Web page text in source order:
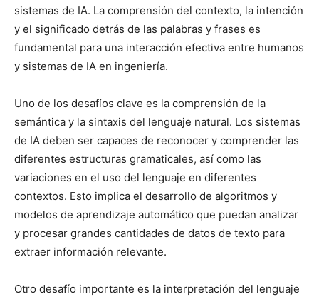
sistemas de IA. La comprensión del contexto, la intención
y el significado detrás de las palabras y frases es
fundamental para una interacción efectiva entre humanos
y sistemas de IA en ingeniería.
Uno de los desafíos clave es la comprensión de la
semántica y la sintaxis del lenguaje natural. Los sistemas
de IA deben ser capaces de reconocer y comprender las
diferentes estructuras gramaticales, así como las
variaciones en el uso del lenguaje en diferentes
contextos. Esto implica el desarrollo de algoritmos y
modelos de aprendizaje automático que puedan analizar
y procesar grandes cantidades de datos de texto para
extraer información relevante.
Otro desafío importante es la interpretación del lenguaje